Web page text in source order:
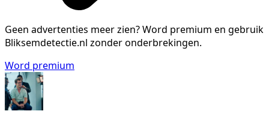
Geen advertenties meer zien?Word premium en gebruik
Bliksemdetectie.nl zonder onderbrekingen.
Word premium